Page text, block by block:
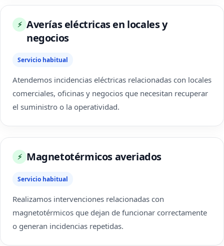
⚡ Averías eléctricas en locales y
negocios
Servicio habitual
Atendemos incidencias eléctricas relacionadas con locales
comerciales, oficinas y negocios que necesitan recuperar
el suministro o la operatividad.
⚡ Magnetotérmicos averiados
Servicio habitual
Realizamos intervenciones relacionadas con
magnetotérmicos que dejan de funcionar correctamente
o generan incidencias repetidas.